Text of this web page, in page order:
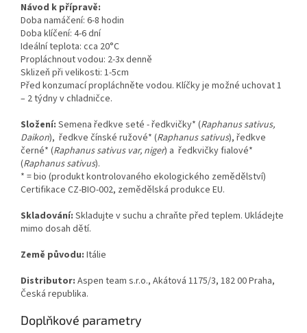
Návod k přípravě:
Doba namáčení: 6-8 hodin
Doba klíčení: 4-6 dní
Ideální teplota: cca 20°C
Propláchnout vodou: 2-3x denně
Sklizeň při velikosti: 1-5cm
Před konzumací propláchněte vodou. Klíčky je možné uchovat 1
– 2 týdny v chladničce.
Složení: Semena ředkve seté - ředkvičky* (Raphanus sativus,
Daikon), ředkve čínské ružové* (Raphanus sativus), ředkve
černé* (Raphanus sativus var, niger) a ředkvičky fialové*
(Raphanus sativus).
* = bio (produkt kontrolovaného ekologického zemědělství)
Certifikace CZ-BIO-002, zemědělská produkce EU.
Skladování: Skladujte v suchu a chraňte před teplem. Ukládejte
mimo dosah dětí.
Země původu: Itálie
Distributor: Aspen team s.r.o., Akátová 1175/3, 182 00 Praha,
Česká republika.
Doplňkové parametry